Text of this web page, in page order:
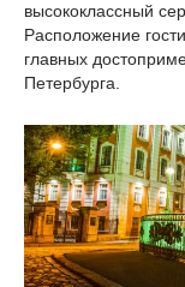
высококлассный
Расположение
главных
Петербурга.